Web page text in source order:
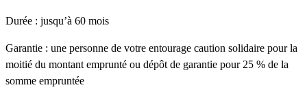
Durée : jusqu’à 60 mois
Garantie : une personne de votre entourage caution solidaire pour la
moitié du montant emprunté ou dépôt de garantie pour 25 % de la
somme empruntée